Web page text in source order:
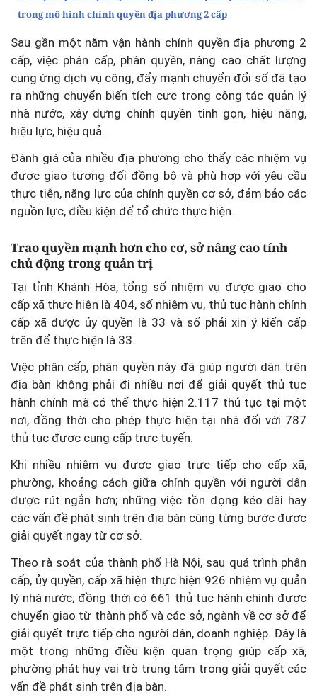
trong mô hình chính quyền địa phương 2 cấp
Sau gần một năm vận hành chính quyền địa phương 2
cấp, việc phân cấp, phân quyền, nâng cao chất lượng
cung ứng dịch vụ công, đẩy mạnh chuyển đổi số đã tạo
ra những chuyển biến tích cực trong công tác quản lý
nhà nước, xây dựng chính quyền tinh gọn, hiệu năng,
hiệu lực, hiệu quả.
Đánh giá của nhiều địa phương cho thấy các nhiệm vụ
được giao tương đối đồng bộ và phù hợp với yêu cầu
thực tiễn, năng lực của chính quyền cơ sở, đảm bảo các
nguồn lực, điều kiện để tổ chức thực hiện.
Trao quyền mạnh hơn cho cơ, sở nâng cao tính
chủ động trong quản trị
Tại tỉnh Khánh Hòa, tổng số nhiệm vụ được giao cho
cấp xã thực hiện là 404, số nhiệm vụ, thủ tục hành chính
cấp xã được ủy quyền là 33 và số phải xin ý kiến cấp
trên để thực hiện là 33.
Việc phân cấp, phân quyền này đã giúp người dân trên
địa bàn không phải đi nhiều nơi để giải quyết thủ tục
hành chính mà có thể thực hiện 2.117 thủ tục tại một
nơi, đồng thời cho phép thực hiện tại nhà đối với 787
thủ tục được cung cấp trực tuyến.
Khi nhiều nhiệm vụ được giao trực tiếp cho cấp xã,
phường, khoảng cách giữa chính quyền với người dân
được rút ngắn hơn; những việc tồn đọng kéo dài hay
các vấn đề phát sinh trên địa bàn cũng từng bước được
giải quyết ngay từ cơ sở.
Theo rà soát của thành phố Hà Nội, sau quá trình phân
cấp, ủy quyền, cấp xã hiện thực hiện 926 nhiệm vụ quản
lý nhà nước; đồng thời có 661 thủ tục hành chính được
chuyển giao từ thành phố và các sở, ngành về cơ sở để
giải quyết trực tiếp cho người dân, doanh nghiệp. Đây là
một trong những điều kiện quan trọng giúp cấp xã,
phường phát huy vai trò trung tâm trong giải quyết các
vấn đề phát sinh trên địa bàn.